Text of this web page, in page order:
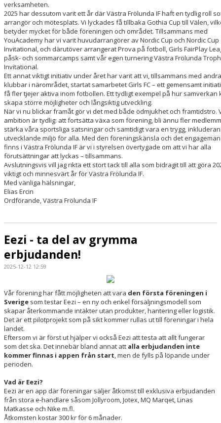
verksamheten.
2025 har dessutom varit ett år där Västra Frölunda IF haft en tydlig roll
arrangör och mötesplats. Vi lyckades få tillbaka Gothia Cup till Välen,
betyder mycket för både föreningen och området. Tillsammans med
YouAcademy har vi varit huvudarrangörer av Nordic Cup och Nordic Cup
Invitational, och därutöver arrangerat Prova på fotboll, Girls FairPlay
påsk- och sommarcamps samt vår egen turnering Västra Frölunda
Invitational.
Ett annat viktigt initiativ under året har varit att vi, tillsammans med andra
klubbar i närområdet, startat samarbetet Girls FC – ett gemensamt
få fler tjejer aktiva inom fotbollen. Ett tydligt exempel på hur samverkan
skapa större möjligheter och långsiktig utveckling.
När vi nu blickar framåt gör vi det med både ödmjukhet och framtidstro.
ambition är tydlig: att fortsätta växa som förening, bli ännu fler
stärka våra sportsliga satsningar och samtidigt vara en trygg,
utvecklande miljö för alla. Med den föreningskänsla och det
finns i Västra Frölunda IF är vi i styrelsen övertygade om att vi har alla
förutsättningar att lyckas – tillsammans.
Avslutningsvis vill jag rikta ett stort tack till alla som bidragit till att göra
viktigt och minnesvärt år för Västra Frölunda IF.
Med vänliga hälsningar,
Elias Ercin
Ordförande, Västra Frölunda IF
Eezi - ta del av grymma
erbjudanden!
2025-12-12 12:59
Vår förening har fått möjligheten att vara den första föreningen i
Sverige som testar Eezi – en ny och enkel försäljningsmodell som
skapar återkommande intäkter utan produkter, hantering eller logistik.
Det är ett pilotprojekt som på sikt kommer rullas ut till föreningar i hela
landet.
Eftersom vi är först ut hjälper vi också Eezi att testa att allt fungerar
som det ska. Det innebär bland annat att alla erbjudanden inte
kommer finnas i appen från start, men de fylls på löpande under
perioden.
Vad är Eezi?
Eezi är en app där föreningar säljer åtkomst till exklusiva erbjudanden
från stora e-handlare såsom Jollyroom, Jotex, MQ Marqet, Linas
Matkasse och Nike m.fl.
Åtkomsten kostar 300 kr för 6 månader.